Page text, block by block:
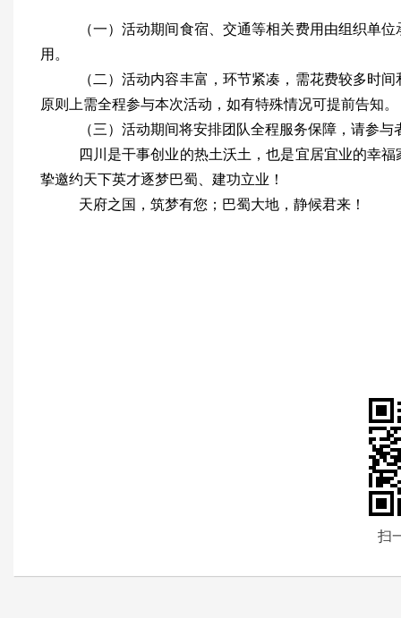
（一）活动期间食宿、交通等相关费用由组织单
用。
（二）活动内容丰富，环节紧凑，需花费较多时
原则上需全程参与本次活动，如有特殊情况可提前告知。
（三）活动期间将安排团队全程服务保障，请参
四川是干事创业的热土沃土，也是宜居宜业的幸
挚邀约天下英才逐梦巴蜀、建功立业！
天府之国，筑梦有您；巴蜀大地，静候君来！
扫